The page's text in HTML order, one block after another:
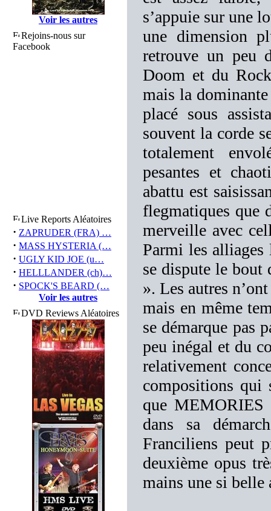
Voir les autres
Rejoins-nous sur
Facebook
Live Reports Aléatoires
· ZAPRUDER (FRA) …
· MASS HYSTERIA (…
· UGLY KID JOE (u…
· HELLLANDER (ch)…
· SPOCK'S BEARD (…
Voir les autres
DVD Reviews Aléatoires
s’appuie sur une
une dimension
retrouve un peu
Doom et du
mais la
placé sous
souvent la corde
totalement
pesantes et
abattu est
flegmatiques que
merveille avec
Parmi les alliages
se dispute le bout
». Les autres
mais en même
se démarque pas
peu inégal et du
relativement
compositions qui
que
dans sa
Franciliens peut
deuxième opus
mains une si belle